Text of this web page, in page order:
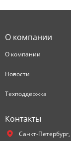
О компании
О компании
Новости
Техподдержка
Контакты
Санкт-Петербург,